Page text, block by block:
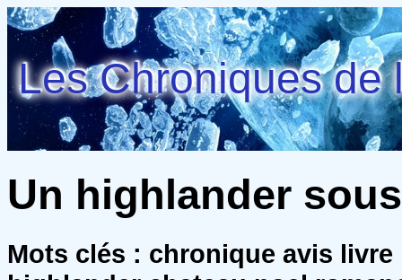
Les Chroniques de
Un highlander
Mots clés : chronique avis